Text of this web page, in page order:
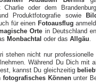
Charlie oder dem
Produktfotografie sowie
für einen Fotoausflug
Orte in Deutschland
Monbachtal oder das Allgäu.
stehen nicht nur
Während Du Dich mit
kannst Du gleichzeitig
fotografisches Könnenunter